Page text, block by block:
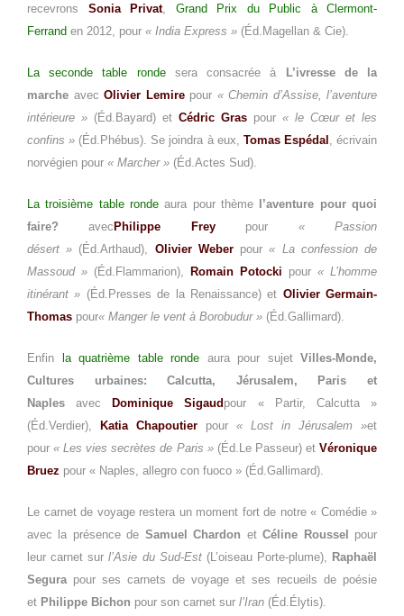
recevrons Sonia Privat, Grand Prix du Public à Clermont-
Ferrand en 2012, pour « India Express » (Éd.Magellan & Cie).
La seconde table rondesera consacrée à L’ivresse de la
marche avec Olivier Lemirepour « Chemin d’Assise, l’aventure
intérieure » (Éd.Bayard) et Cédric Gras pour « le Cœur et les
confins » (Éd.Phébus). Se joindra à eux, Tomas Espédal , écrivain
norvégien pour « Marcher » (Éd.Actes Sud).
La troisième table ronde aura pour thème l’aventure pour quoi
faire? avecPhilippe Frey pour « Passion
désert » (Éd.Arthaud), Olivier Weberpour« La confession de
Massoud » (Éd.Flammarion), Romain Potocki pour « L’homme
itinérant » (Éd.Presses de la Renaissance) et Olivier Germain-
Thomas pour« Manger le vent à Borobudur » (Éd.Gallimard).
Enfin la quatrième table ronde aura pour sujet Villes-Monde,
Cultures urbaines: Calcutta, Jérusalem, Paris et
Naples avecDominique Sigaudpour « Partir, Calcutta »
(Éd.Verdier), Katia Chapoutier pour « Lost in Jérusalem »et
pour« Les vies secrètes de Paris »(Éd.Le Passeur) etVéronique
Bruez pour « Naples, allegro con fuoco » (Éd.Gallimard).
Le carnet de voyage restera un moment fort de notre « Comédie »
avec la présence de Samuel Chardon etCéline Roussel pour
leur carnet surl’Asie du Sud-Est(L’oiseau Porte-plume), Raphaël
Segura pour ses carnets de voyage et ses recueils de poésie
et Philippe Bichon pour son carnet sur l’Iran (Éd.Élytis).